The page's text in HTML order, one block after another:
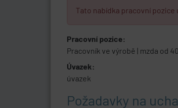
Tato nabídka pracovní pozice
Pracovní pozice:
Pracovník ve výrobě | mzda od
Úvazek:
úvazek
Požadavky na